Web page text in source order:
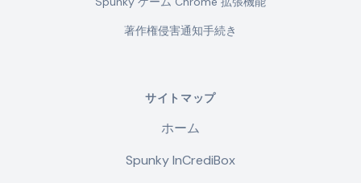
著作権侵害通知手続き
サイトマップ
ホーム
Spunky InCrediBox